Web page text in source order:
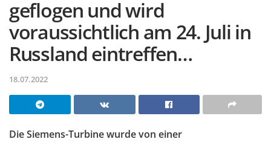
geflogen und wird
voraussichtlich am 24. Juli in
Russland eintreffen…
18.07.2022
Die Siemens-Turbine wurde von einer